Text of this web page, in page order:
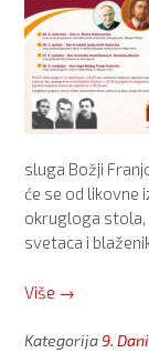
sluga Božji
će se od likovne
okrugloga stola,
svetaca i
Više “Najava
Dana
→
Kategorija 9. Dani